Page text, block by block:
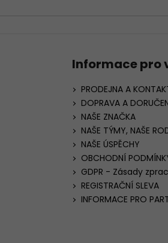
Informace pro
PRODEJNA A
DOPRAVA A
NAŠE ZNAČKA
NAŠE TÝMY, NAŠE
NAŠE ÚSPĚCHY
OBCHODNÍ
GDPR - Zásady
REGISTRAČNÍ SLEVA
INFORMACE PRO